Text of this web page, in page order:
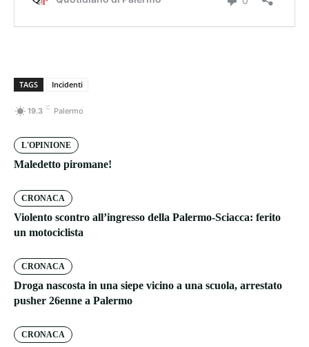
TAGS Incidenti
19.3 C Palermo
L'OPINIONE
Maledetto piromane!
CRONACA
Violento scontro all’ingresso della Palermo-Sciacca: ferito
un motociclista
CRONACA
Droga nascosta in una siepe vicino a una scuola, arrestato
pusher 26enne a Palermo
CRONACA